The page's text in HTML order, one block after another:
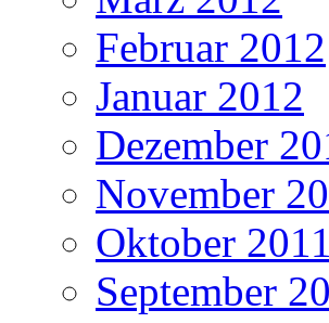
Februar 2012
Januar 2012
Dezember
November
Oktober 2011
September